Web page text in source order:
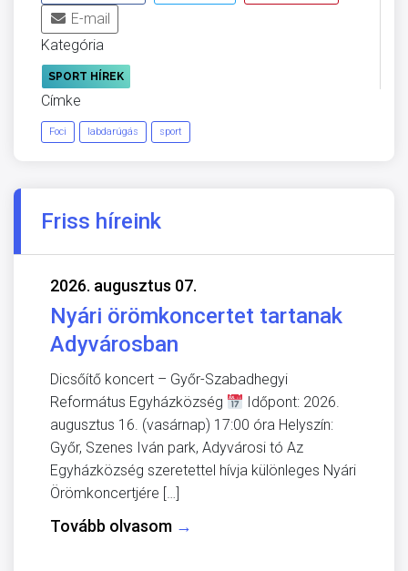
E-mail
Kategória
SPORT HÍREK
Címke
Foci labdarúgás sport
Friss híreink
2026. augusztus 07.
Nyári örömkoncertet tartanak
Adyvárosban
Dicsőítő koncert – Győr-Szabadhegyi
Református Egyházközség
Időpont: 2026.
augusztus 16. (vasárnap) 17:00 óra Helyszín:
Győr, Szenes Iván park, Adyvárosi tó Az
Egyházközség szeretettel hívja különleges Nyári
Örömkoncertjére […]
Tovább olvasom →